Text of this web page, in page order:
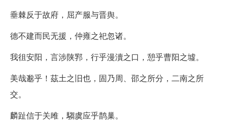
垂棘反于故府，屈产服与晋舆。
德不建而民无援，仲雍之祀忽诸。
我徂安阳，言涉陕郛，行乎漫瀆之口，憩乎曹阳之墟。
美哉邈乎！茲土之旧也，固乃周、邵之所分，二南之所
交。
麟趾信于关雎，騶虞应乎鹊巢。